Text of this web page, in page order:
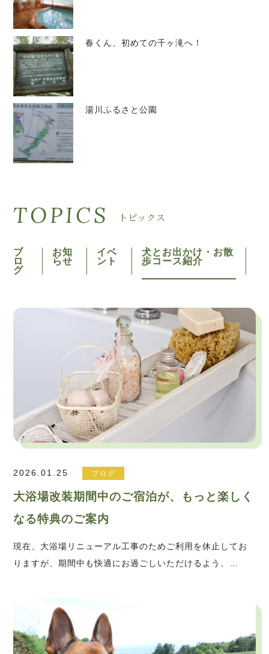
春くん、初めての千ヶ滝へ！
湯川ふるさと公園
TOPICS トピックス
ブ
ロ
グ
お知
らせ
イベ
ント
犬とお出かけ・お散
歩コース紹介
2026.01.25 ブログ
大浴場改装期間中のご宿泊が、もっと楽しく
なる特典のご案内
現在、大浴場リニューアル工事のためご利用を休止してお
りますが、期間中も快適にお過ごしいただけるよう、…